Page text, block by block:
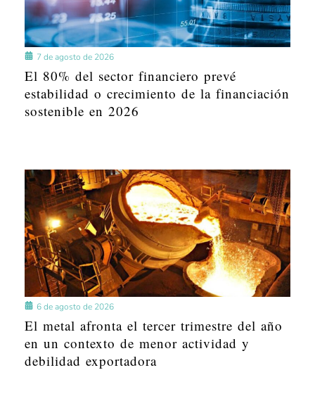
7 de agosto de 2026
El 80% del sector financiero prevé
estabilidad o crecimiento de la financiación
sostenible en 2026
6 de agosto de 2026
El metal afronta el tercer trimestre del año
en un contexto de menor actividad y
debilidad exportadora